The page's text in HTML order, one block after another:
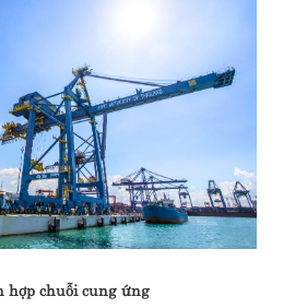
hợp chuỗi cung ứng